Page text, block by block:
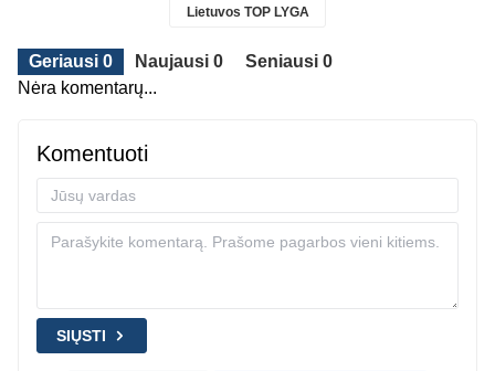
Lietuvos TOP LYGA
Geriausi 0 Naujausi 0
Seniausi 0
Nėra komentarų...
Komentuoti
SIŲSTI